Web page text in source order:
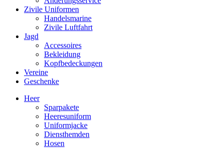
Zivile Uniformen
Handelsmarine
Zivile Luftfahrt
Jagd
Accessoires
Bekleidung
Kopfbedeckungen
Vereine
Geschenke
Heer
Sparpakete
Heeresuniform
Uniformjacke
Diensthemden
Hosen